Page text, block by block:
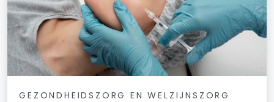
GEZONDHEIDSZORG EN WELZIJNSZORG